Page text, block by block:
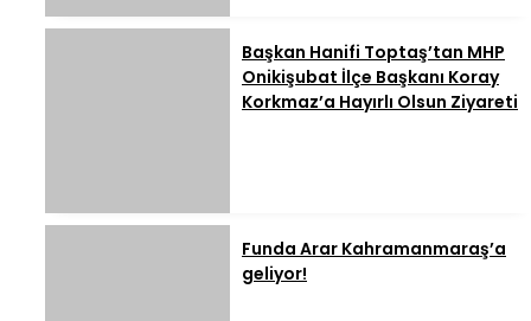
Başkan Hanifi Toptaş’tan MHP
Onikişubat İlçe Başkanı Koray
Korkmaz’a Hayırlı Olsun Ziyareti
Funda Arar Kahramanmaraş’a
geliyor!